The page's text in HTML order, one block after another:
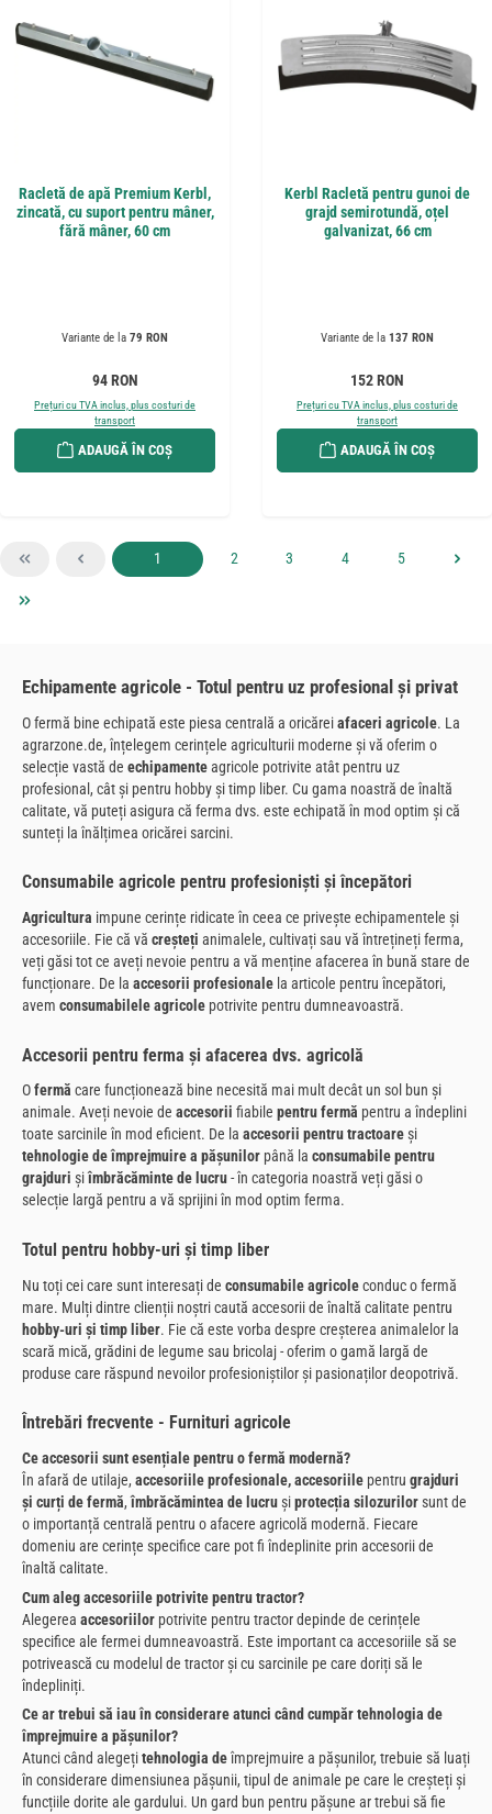
Racletă de apă Premium Kerbl,
zincată, cu suport pentru mâner,
fără mâner, 60 cm
Variante de la 79 RON
Preț obișnuit:
94 RON
Prețuri cu TVA inclus, plus costuri de
transport
ADAUGĂ ÎN COȘ
Kerbl Racletă pentru gunoi de
grajd semirotundă, oțel
galvanizat, 66 cm
Variante de la 137 RON
Preț obișnuit:
152 RON
Prețuri cu TVA inclus, plus costuri de
transport
ADAUGĂ ÎN COȘ
Pagina
1 Pagina
2 Pagina
3 Pagina
4 Pagina
5
Echipamente agricole - Totul pentru uz profesional și privat
O fermă bine echipată este piesa centrală a oricăreiafaceri agricole. La
agrarzone.de, înțelegem cerințele agriculturii moderne și vă oferim o
selecție vastă de echipamenteagricole potrivite atât pentru uz
profesional, cât și pentru hobby și timp liber. Cu gama noastră de înaltă
calitate, vă puteți asigura că ferma dvs. este echipată în mod optim și că
sunteți la înălțimea oricărei sarcini.
Consumabile agricole pentru profesioniști și începători
Agricultura impune cerințe ridicate în ceea ce privește echipamentele și
accesoriile. Fie că vă creșteți animalele, cultivați sau vă întrețineți ferma,
veți găsi tot ce aveți nevoie pentru a vă menține afacerea în bună stare de
funcționare. De la accesorii profesionale la articole pentru începători,
avem consumabilele agricole potrivite pentru dumneavoastră.
Accesorii pentru ferma și afacerea dvs. agricolă
Ofermă care funcționează bine necesită mai mult decât un sol bun și
animale. Aveți nevoie de accesorii fiabile pentru fermă pentru a îndeplini
toate sarcinile în mod eficient. De la accesorii pentru tractoareși
tehnologie de împrejmuire a pășunilor până la consumabile pentru
grajduri șiîmbrăcăminte de lucru- în categoria noastră veți găsi o
selecție largă pentru a vă sprijini în mod optim ferma.
Totul pentru hobby-uri și timp liber
Nu toți cei care sunt interesați de consumabile agricoleconduc o fermă
mare. Mulți dintre clienții noștri caută accesorii de înaltă calitate pentru
hobby-uri și timp liber. Fie că este vorba despre creșterea animalelor la
scară mică, grădini de legume sau bricolaj - oferim o gamă largă de
produse care răspund nevoilor profesioniștilor și pasionaților deopotrivă.
Întrebări frecvente - Furnituri agricole
Ce accesorii sunt esențiale pentru o fermă modernă?
În afară de utilaje, accesoriile profesionale, accesoriile pentru grajduri
și curți de fermă,îmbrăcămintea de lucrușiprotecția silozurilorsunt de
o importanță centrală pentru o afacere agricolă modernă. Fiecare
domeniu are cerințe specifice care pot fi îndeplinite prin accesorii de
înaltă calitate.
Cum aleg accesoriile potrivite pentru tractor?
Alegerea accesoriilor potrivite pentru tractor depinde de cerințele
specifice ale fermei dumneavoastră. Este important ca accesoriile să se
potrivească cu modelul de tractor și cu sarcinile pe care doriți să le
îndepliniți.
Ce ar trebui să iau în considerare atunci când cumpăr tehnologia de
împrejmuire a pășunilor?
Atunci când alegețitehnologia deîmprejmuire a pășunilor, trebuie să luați
în considerare dimensiunea pășunii, tipul de animale pe care le creșteți și
funcțiile dorite ale gardului. Un gard bun pentru pășune ar trebui să fie